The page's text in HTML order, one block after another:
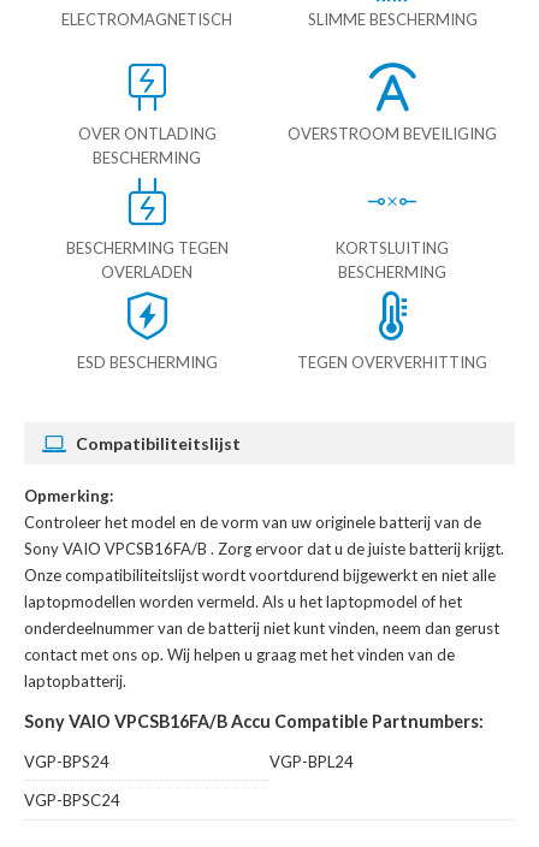
ELECTROMAGNETISCH SLIMME BESCHERMING
OVER ONTLADING
BESCHERMING
OVERSTROOM BEVEILIGING
BESCHERMING TEGEN
OVERLADEN
KORTSLUITING
BESCHERMING
ESD BESCHERMING TEGEN OVERVERHITTING
Compatibiliteitslijst
Opmerking:
Controleer het model en de vorm van uw originele batterij van de
Sony VAIO VPCSB16FA/B . Zorg ervoor dat u de juiste batterij krijgt.
Onze compatibiliteitslijst wordt voortdurend bijgewerkt en niet alle
laptopmodellen worden vermeld. Als u het laptopmodel of het
onderdeelnummer van de batterij niet kunt vinden, neem dan gerust
contact met ons op. Wij helpen u graag met het vinden van de
laptopbatterij.
Sony VAIO VPCSB16FA/B Accu Compatible Partnumbers:
VGP-BPS24
VGP-BPL24
VGP-BPSC24